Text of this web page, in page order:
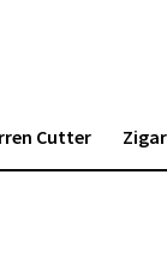
Cutter